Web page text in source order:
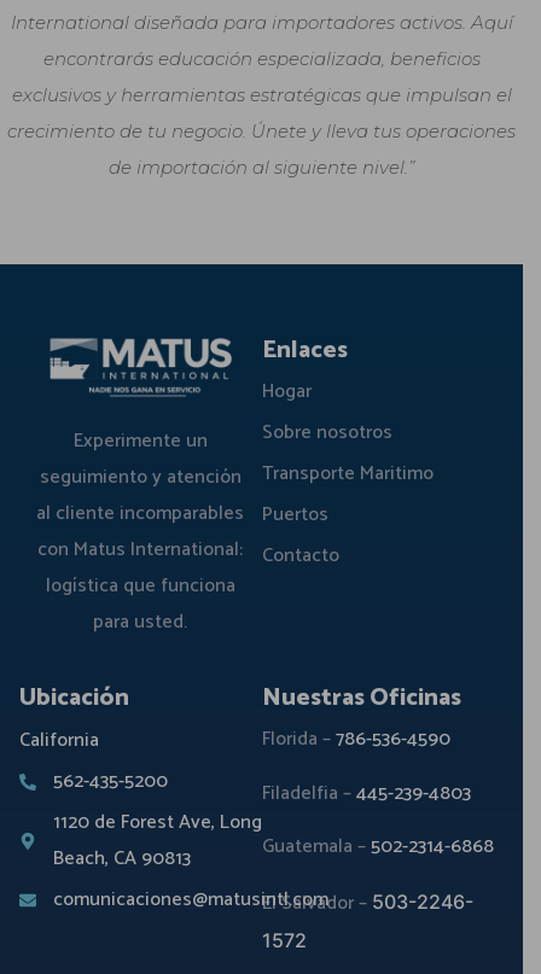
International diseñada para importadores activos. Aquí
encontrarás educación especializada, beneficios
exclusivos y herramientas estratégicas que impulsan el
crecimiento de tu negocio. Únete y lleva tus operaciones
de importación al siguiente nivel.”
Experimente un
seguimiento y atención
al cliente incomparables
con Matus International:
logística que funciona
para usted.
Enlaces
Hogar
Sobre nosotros
Transporte Maritimo
Puertos
Contacto
Nuestras Oficinas
Florida –786-536-4590
Filadelfia –445-239-4803
Guatemala –502-2314-6868
El Salvador – 503-2246-
1572
Ubicación
California
562-435-5200
1120 de Forest Ave, Long
Beach, CA 90813
comunicaciones@matusintl.com